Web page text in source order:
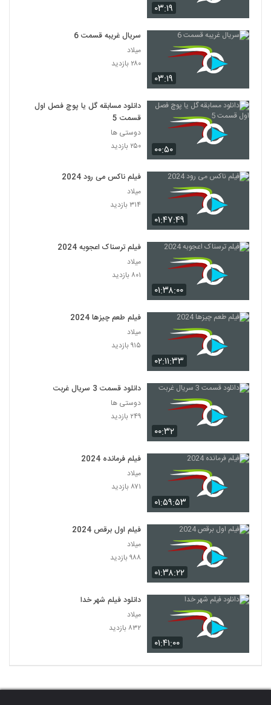
۰۳:۱۹
۰۳:۱۹
سریال غریبه قسمت 6
میلاد
۲۸۰ بازدید
۰۰:۵۰
دانلود مسابقه گل یا پوچ فصل اول
قسمت 5
دوستی ها
۲۵۰ بازدید
۰۱:۴۷:۴۹
فیلم ناکس می رود 2024
میلاد
۳۱۴ بازدید
۰۱:۳۸:۰۰
فیلم ترسناک اعجوبه 2024
میلاد
۸۰۱ بازدید
۰۲:۱۱:۳۳
فیلم طعم چیزها 2024
میلاد
۹۱۵ بازدید
۰۰:۳۲
دانلود قسمت 3 سریال غربت
دوستی ها
۲۴۹ بازدید
۰۱:۵۹:۵۳
فیلم فرمانده 2024
میلاد
۸۷۱ بازدید
۰۱:۳۸:۲۲
فیلم اول برقص 2024
میلاد
۹۸۸ بازدید
۰۱:۴۱:۰۰
دانلود فیلم شهر خدا
میلاد
۸۳۲ بازدید